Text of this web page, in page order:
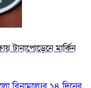
টানাপোড়েনে মার্কিন